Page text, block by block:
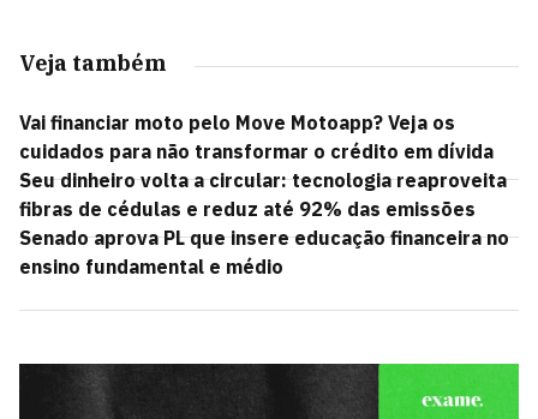
Veja também
Vai financiar moto pelo Move Motoapp? Veja os
cuidados para não transformar o crédito em dívida
Seu dinheiro volta a circular: tecnologia reaproveita
fibras de cédulas e reduz até 92% das emissões
Senado aprova PL que insere educação financeira no
ensino fundamental e médio